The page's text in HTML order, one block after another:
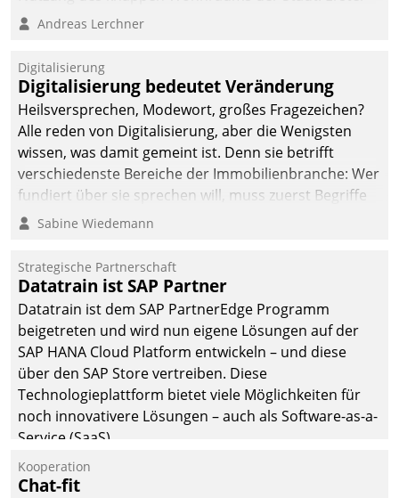
Anwendungsfall für Datatrains Lösung API-Hub mit
Unternehmen.
Andreas Lerchner
Digitalisierung
Digitalisierung bedeutet Veränderung
Heilsversprechen, Modewort, großes Fragezeichen?
Alle reden von Digitalisierung, aber die Wenigsten
wissen, was damit gemeint ist. Denn sie betrifft
verschiedenste Bereiche der Immobilienbranche: Wer
fundiert über sie sprechen will, muss zuerst Begriffe
klären. Ein Aspekt ist die betriebliche Optimierung:
Einsparungen durch optimierte und automatisierte
Prozesse. Doch man darf nicht zu viel erwarten: Allein
mit der Einführung einer neuen Software ist es nicht
getan. Die Digitalisierung erfordert von Unternehmen
die Bereitschaft, sich zu überprüfen, zu hinterfragen
und zu verändern.
Sabine Wiedemann
Strategische Partnerschaft
Datatrain ist SAP Partner
Datatrain ist dem SAP PartnerEdge Programm
beigetreten und wird nun eigene Lösungen auf der
SAP HANA Cloud Platform entwickeln – und diese
über den SAP Store vertreiben. Diese
Technologieplattform bietet viele Möglichkeiten für
noch innovativere Lösungen – auch als Software-as-a-
Service (SaaS).
Kooperation
Chat-fit